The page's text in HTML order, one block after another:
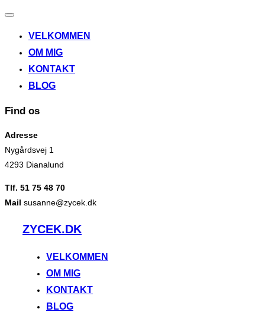
Slå
til/fra
VELKOMMEN
OM MIG
KONTAKT
BLOG
Find os
Adresse
Nygårdsvej 1
4293 Dianalund
Tlf. 51 75 48 70
Mail susanne@zycek.dk
VidereZYCEK.DK
VELKOMMEN
OM MIG
KONTAKT
BLOG